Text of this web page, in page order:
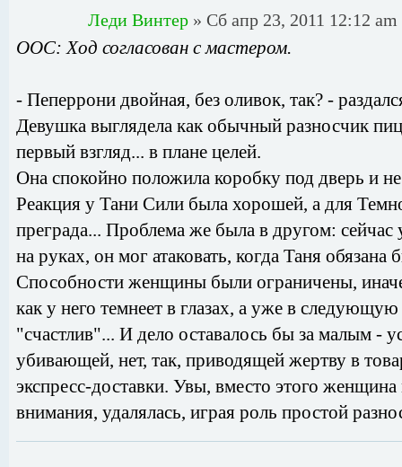
Леди Винтер » Сб апр 23, 2011 12:12 am
ООС: Ход согласован с мастером.
- Пеперрони двойная, без оливок, так? -
Девушка выглядела как обычный разносчик
первый взгляд... в плане целей.
Она спокойно положила коробку под дверь и
Реакция у Тани Сили была хорошей, а для
преграда... Проблема же была в другом:
на руках, он мог атаковать, когда Таня
Способности женщины были ограничены,
как у него темнеет в глазах, а уже в
"счастлив"... И дело оставалось бы за малым -
убивающей, нет, так, приводящей жертву в
экспресс-доставки. Увы, вместо этого
внимания, удалялась, играя роль простой